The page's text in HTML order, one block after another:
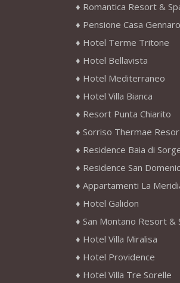
Romantica Resort &
Pensione Casa Gennaro
Hotel Terme Tritone
Hotel Bellavista
Hotel Mediterraneo
Hotel Villa Bianca
Resort Punta Chiarito
Sorriso Thermae
Residence Baia di
Residence San
Appartamenti La
Hotel Galidon
San Montano Resort &
Hotel Villa Miralisa
Hotel Providence
Hotel Villa Tre Sorelle